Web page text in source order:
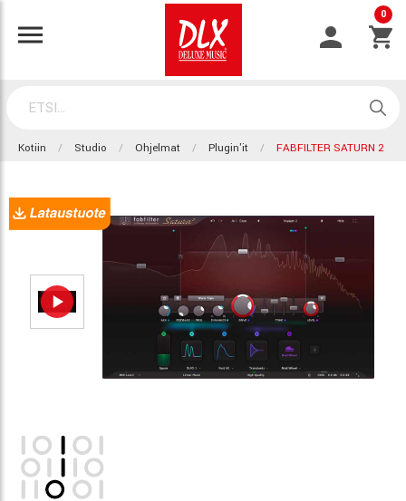
0
Kotiin Studio Ohjelmat Plugin'it FABFILTER SATURN 2